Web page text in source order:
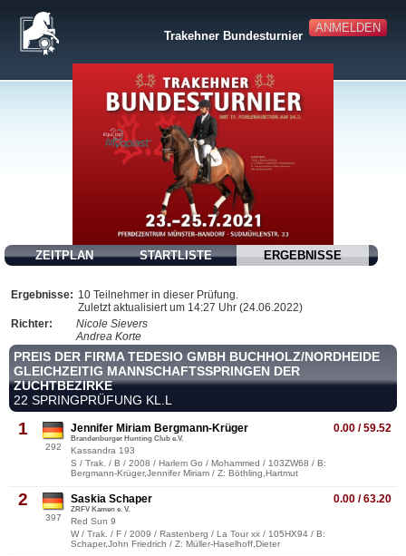
ANMELDEN
Trakehner Bundesturnier
ZEITPLAN STARTLISTE ERGEBNISSE
Ergebnisse: 10 Teilnehmer in dieser Prüfung.
Zuletzt aktualisiert um 14:27 Uhr (24.06.2022)
Richter:
Nicole Sievers
Andrea Korte
PREIS DER FIRMA TEDESIO GMBH BUCHHOLZ/NORDHEIDE
GLEICHZEITIG MANNSCHAFTSSPRINGEN DER
ZUCHTBEZIRKE
22 SPRINGPRÜFUNG KL.L
1
292
0.00 / 59.52
Jennifer Miriam Bergmann-Krüger
Brandenburger Hunting Club e.V.
Kassandra 193
S / Trak. / B / 2008 / Harlem Go / Mohammed / 103ZW68 / B:
Bergmann-Krüger,Jennifer Miriam / Z: Böthling,Hartmut
2
397
0.00 / 63.20
Saskia Schaper
ZRFV Kamen e. V.
Red Sun 9
W / Trak. / F / 2009 / Rastenberg / La Tour xx / 105HX94 / B:
Schaper,John Friedrich / Z: Müller-Haselhoff,Dieter